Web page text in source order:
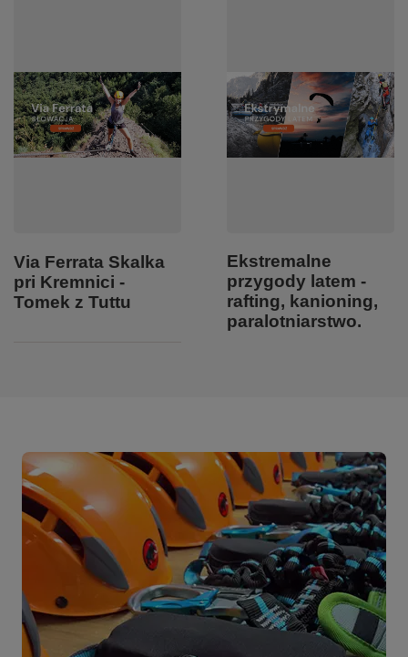
Via Ferrata Skalka
pri Kremnici -
Tomek z Tuttu
Ekstremalne
przygody latem -
rafting, kanioning,
paralotniarstwo.